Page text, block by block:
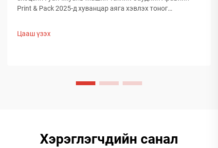
Print & Pack 2025-д хуванцар аяга хэвлэх тоног
үйлдвэрлэлийн дэлхийн боодлын чиг хандлагыг хэрхэн
Цааш үзэх
Хэрэглэгчдийн санал